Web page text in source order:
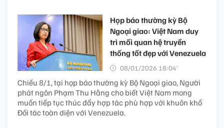
Họp báo thường kỳ Bộ
Ngoại giao: Việt Nam duy
trì mối quan hệ truyền
thống tốt đẹp với Venezuela
08/01/2026 18:04’
Chiều 8/1, tại họp báo thường kỳ Bộ Ngoại giao, Người
phát ngôn Phạm Thu Hằng cho biết Việt Nam mong
muốn tiếp tục thúc đẩy hợp tác phù hợp với khuôn khổ
Đối tác toàn diện với Venezuela.